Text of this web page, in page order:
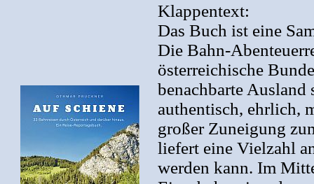
Klappentext:
Das Buch ist eine
Die Bahn-
österreichische
benachbarte
authentisch, ehrlich,
großer Zuneigung
liefert eine Vielzahl
werden kann. Im